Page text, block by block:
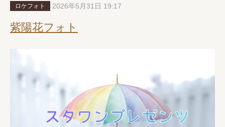
ロケフォト 2026年5月31日 19:17
紫陽花フォト